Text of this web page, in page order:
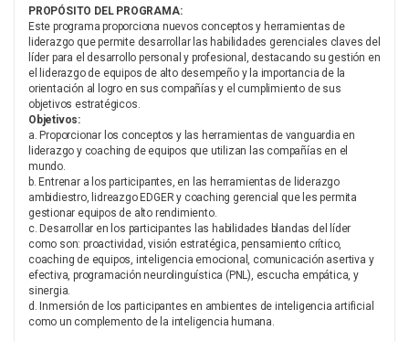
PROPÓSITO DEL PROGRAMA:
Este programa proporciona nuevos conceptos y herramientas de
liderazgo que permite desarrollar las habilidades gerenciales claves del
líder para el desarrollo personal y profesional, destacando su gestión en
el liderazgo de equipos de alto desempeño y la importancia de la
orientación al logro en sus compañías y el cumplimiento de sus
objetivos estratégicos.
Objetivos:
a. Proporcionar los conceptos y las herramientas de vanguardia en
liderazgo y coaching de equipos que utilizan las compañías en el
mundo.
b. Entrenar a los participantes, en las herramientas de liderazgo
ambidiestro, lidreazgo EDGER y coaching gerencial que les permita
gestionar equipos de alto rendimiento.
c. Desarrollar en los participantes las habilidades blandas del líder
como son: proactividad, visión estratégica, pensamiento crítico,
coaching de equipos, inteligencia emocional, comunicación asertiva y
efectiva, programación neurolinguística (PNL), escucha empática, y
sinergia.
d. Inmersión de los participantes en ambientes de inteligencia artificial
como un complemento de la inteligencia humana.